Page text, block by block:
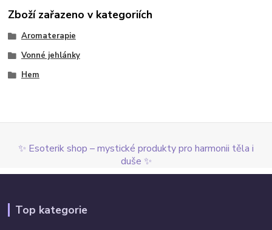
Zboží zařazeno v kategoriích
Aromaterapie
Vonné jehlánky
Hem
✨ Esoterik shop – mystické produkty pro harmonii těla i
duše ✨
Top kategorie